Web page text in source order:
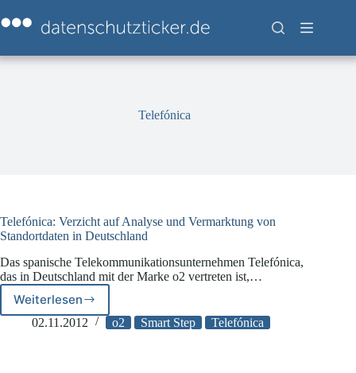
Inhalt
springen
Telefónica
Telefónica: Verzicht auf Analyse und Vermarktung von
Standortdaten in Deutschland
Das spanische Telekommunikationsunternehmen Telefónica,
das in Deutschland mit der Marke o2 vertreten ist,…
WeiterlesenTelefónica:
Verzicht
02.11.2012 o2 Smart Step Telefónica